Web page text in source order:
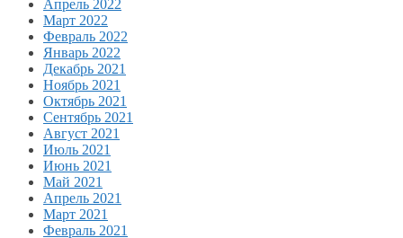
Апрель 2022
Март 2022
Февраль 2022
Январь 2022
Декабрь 2021
Ноябрь 2021
Октябрь 2021
Сентябрь 2021
Август 2021
Июль 2021
Июнь 2021
Май 2021
Апрель 2021
Март 2021
Февраль 2021